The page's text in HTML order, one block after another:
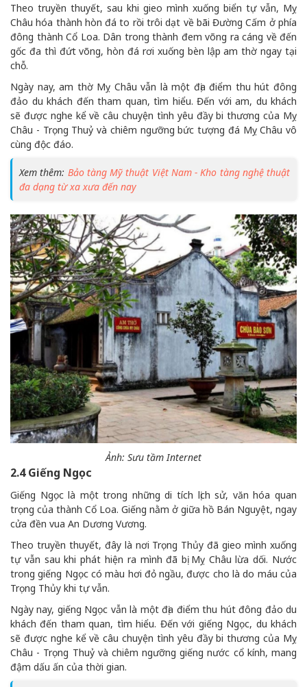
Theo truyền thuyết, sau khi gieo mình xuống biển tự vẫn, Mỵ
Châu hóa thành hòn đá to rồi trôi dạt về bãi Đường Cấm ở phía
đông thành Cổ Loa. Dân trong thành đem võng ra cáng về đến
gốc đa thì đứt võng, hòn đá rơi xuống bèn lập am thờ ngay tại
chỗ.
Ngày nay, am thờ Mỵ Châu vẫn là một địa điểm thu hút đông
đảo du khách đến tham quan, tìm hiểu. Đến với am, du khách
sẽ được nghe kể về câu chuyện tình yêu đầy bi thương của Mỵ
Châu - Trọng Thuỷ và chiêm ngưỡng bức tượng đá Mỵ Châu vô
cùng độc đáo.
Xem thêm: Bảo tàng Mỹ thuật Việt Nam - Kho tàng nghệ thuật
đa dạng từ xa xưa đến nay
Ảnh: Sưu tầm Internet
2.4 Giếng Ngọc
Giếng Ngọc là một trong những di tích lịch sử, văn hóa quan
trọng của thành Cổ Loa. Giếng nằm ở giữa hồ Bán Nguyệt, ngay
cửa đền vua An Dương Vương.
Theo truyền thuyết, đây là nơi Trọng Thủy đã gieo mình xuống
tự vẫn sau khi phát hiện ra mình đã bị Mỵ Châu lừa dối. Nước
trong giếng Ngọc có màu hơi đỏ ngầu, được cho là do máu của
Trọng Thủy khi tự vẫn.
Ngày nay, giếng Ngọc vẫn là một địa điểm thu hút đông đảo du
khách đến tham quan, tìm hiểu. Đến với giếng Ngọc, du khách
sẽ được nghe kể về câu chuyện tình yêu đầy bi thương của Mỵ
Châu - Trọng Thuỷ và chiêm ngưỡng giếng nước cổ kính, mang
đậm dấu ấn của thời gian.